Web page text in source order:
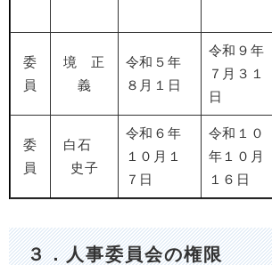
委
員
境 正
義
令和５年
８月１日
令和９年
７月３１
日
委
員
白石
史子
令和６年
１０月１
７日
令和１０
年１０月
１６日
３．人事委員会の権限